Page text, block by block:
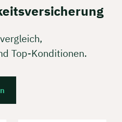
Top-Konditionen.